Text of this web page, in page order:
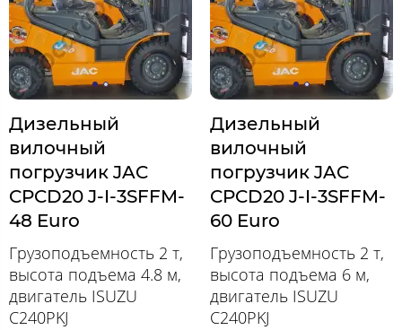
Дизельный
вилочный
погрузчик JAC
CPCD20 J-I-3SFFM-
48 Euro
Грузоподъемность 2 т,
высота подъема 4.8 м,
двигатель ISUZU
C240PKJ
Дизельный
вилочный
погрузчик JAC
CPCD20 J-I-3SFFM-
60 Euro
Грузоподъемность 2 т,
высота подъема 6 м,
двигатель ISUZU
C240PKJ